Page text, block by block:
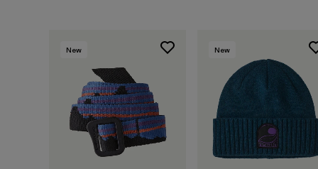
Agregar a la
New
Agregar a la
New